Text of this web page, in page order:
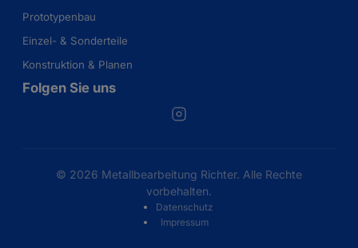
Prototypenbau
Einzel- & Sonderteile
Konstruktion & Planen
Folgen Sie uns
© 2026 Metallbearbeitung Richter. Alle Rechte
vorbehalten.
Datenschutz
Impressum